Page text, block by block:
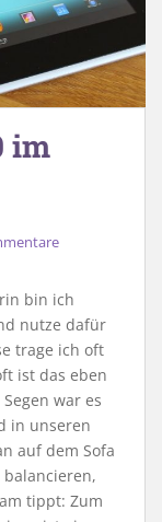
im
bin ich
nutze dafür
trage ich oft
ist das eben
war es
in unseren
auf dem Sofa
tippt: Zum